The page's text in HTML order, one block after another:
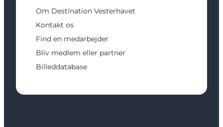
Om Destination Vesterhavet
Kontakt os
Find en medarbejder
Bliv medlem eller partner
Billeddatabase